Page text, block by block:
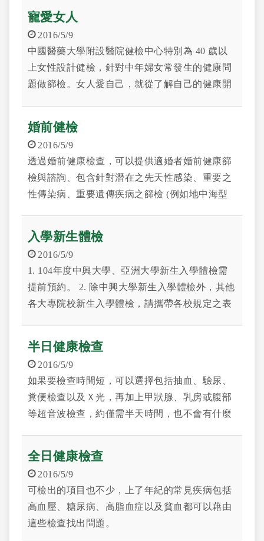
寵愛女人
2016/5/9
中國醫藥大學附設醫院健檢中心特別為 40 歲以
上女性設計健檢，針對中年婦女常發生的健康問
題做篩檢。女人愛自己，就從了解自己的健康開
婚前健檢
2016/5/9
透過婚前健康檢查，可以提供適婚者婚前健康篩
檢與諮詢、包含針對潛在之先天性感染、重要之
性傳染病、重要遺傳疾病之篩檢 (例如地中海型
入學新生體檢
2016/5/9
1. 104年度中興大學、亞洲大學新生入學體檢需
提前預約。 2. 除中興大學新生入學體檢外，其他
各大專院校新生入學體檢，請攜帶各校規定之表
半日健康檢查
2016/5/9
如果要檢查時間短，可以選擇包括抽血、驗尿、
糞便檢查以及Ｘ光，再加上甲狀腺、乳房或腹部
等超音波檢查，約僅需半天時間，也不會有什麼
全日健康檢查
2016/5/9
可檢出的項目也不少，上了年紀的常見疾病包括
高血壓、糖尿病、高脂血症以及貧血都可以藉由
這些檢查找出問題。